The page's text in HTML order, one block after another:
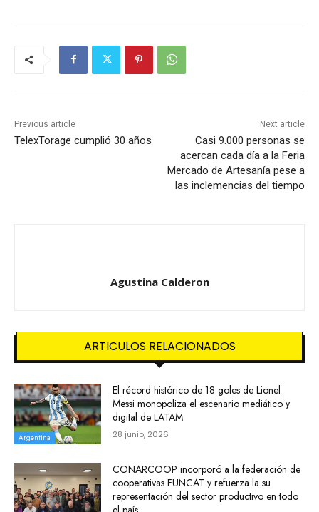
Previous article
TelexTorage cumplió 30 años
Next article
Casi 9.000 personas se
acercan cada día a la Feria
Mercado de Artesanía pese a
las inclemencias del tiempo
Agustina Calderon
ARTICULOS RELACIONADOS
Argentina
El récord histórico de 18 goles de Lionel
Messi monopoliza el escenario mediático y
digital de LATAM
28 junio, 2026
CONARCOOP incorporó a la federación de
cooperativas FUNCAT y refuerza la su
representación del sector productivo en todo